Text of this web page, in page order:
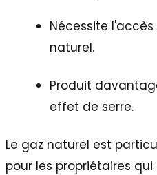
Nécessite
naturel.
Produit
effet de serre.
Le gaz naturel est
pour les propriétaires